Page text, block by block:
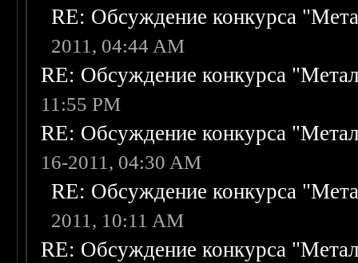
RE: Обсуждение конкурса
2011, 04:44 AM
RE: Обсуждение конкурса
11:55 PM
RE: Обсуждение конкурса
16-2011, 04:30 AM
RE: Обсуждение конкурса
2011, 10:11 AM
RE: Обсуждение конкурса